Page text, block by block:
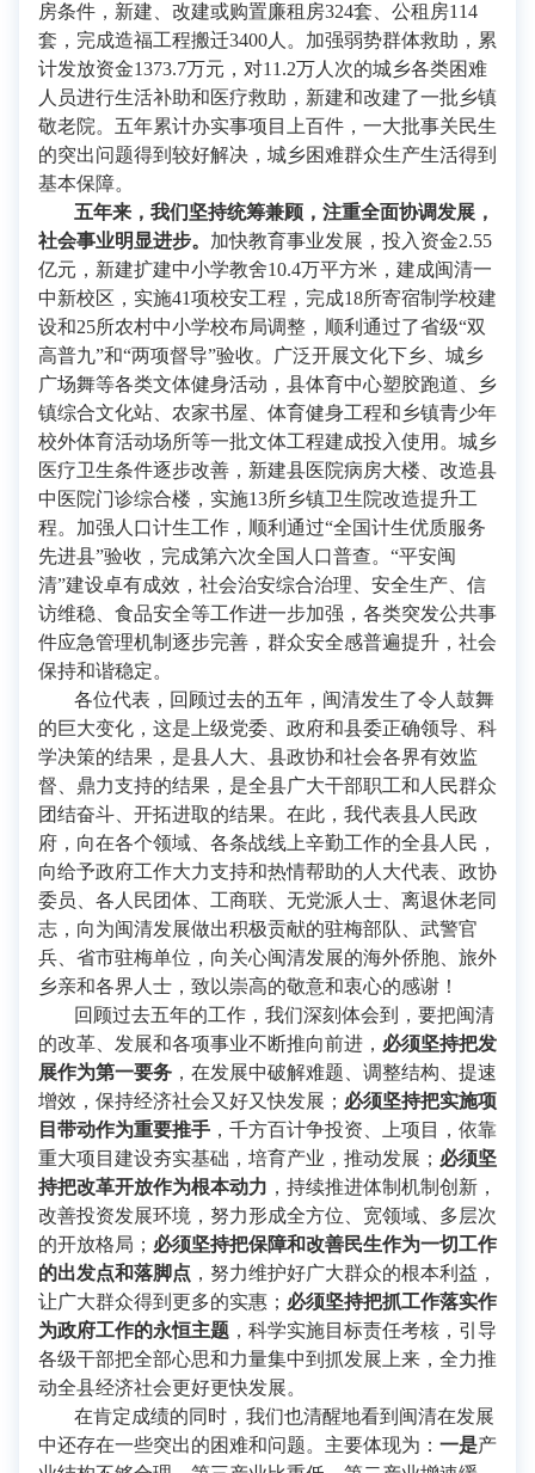
房条件，新建、改建或购置廉租房324套、公租房114
套，完成造福工程搬迁3400人。加强弱势群体救助，累
计发放资金1373.7万元，对11.2万人次的城乡各类困难
人员进行生活补助和医疗救助，新建和改建了一批乡镇
敬老院。五年累计办实事项目上百件，一大批事关民生
的突出问题得到较好解决，城乡困难群众生产生活得到
基本保障。
五年来，我们坚持统筹兼顾，注重全面协调发展，
社会事业明显进步。 加快教育事业发展，投入资金2.55
亿元，新建扩建中小学教舍10.4万平方米，建成闽清一
中新校区，实施41项校安工程，完成18所寄宿制学校建
设和25所农村中小学校布局调整，顺利通过了省级“双
高普九”和“两项督导”验收。广泛开展文化下乡、城乡
广场舞等各类文体健身活动，县体育中心塑胶跑道、乡
镇综合文化站、农家书屋、体育健身工程和乡镇青少年
校外体育活动场所等一批文体工程建成投入使用。城乡
医疗卫生条件逐步改善，新建县医院病房大楼、改造县
中医院门诊综合楼，实施13所乡镇卫生院改造提升工
程。加强人口计生工作，顺利通过“全国计生优质服务
先进县”验收，完成第六次全国人口普查。“平安闽
清”建设卓有成效，社会治安综合治理、安全生产、信
访维稳、食品安全等工作进一步加强，各类突发公共事
件应急管理机制逐步完善，群众安全感普遍提升，社会
保持和谐稳定。
各位代表，回顾过去的五年，闽清发生了令人鼓舞
的巨大变化，这是上级党委、政府和县委正确领导、科
学决策的结果，是县人大、县政协和社会各界有效监
督、鼎力支持的结果，是全县广大干部职工和人民群众
团结奋斗、开拓进取的结果。在此，我代表县人民政
府，向在各个领域、各条战线上辛勤工作的全县人民，
向给予政府工作大力支持和热情帮助的人大代表、政协
委员、各人民团体、工商联、无党派人士、离退休老同
志，向为闽清发展做出积极贡献的驻梅部队、武警官
兵、省市驻梅单位，向关心闽清发展的海外侨胞、旅外
乡亲和各界人士，致以崇高的敬意和衷心的感谢！
回顾过去五年的工作，我们深刻体会到，要把闽清
的改革、发展和各项事业不断推向前进， 必须坚持把发
展作为第一要务 ，在发展中破解难题、调整结构、提速
增效，保持经济社会又好又快发展； 必须坚持把实施项
目带动作为重要推手 ，千方百计争投资、上项目，依靠
重大项目建设夯实基础，培育产业，推动发展； 必须坚
持把改革开放作为根本动力 ，持续推进体制机制创新，
改善投资发展环境，努力形成全方位、宽领域、多层次
的开放格局； 必须坚持把保障和改善民生作为一切工作
的出发点和落脚点 ，努力维护好广大群众的根本利益，
让广大群众得到更多的实惠； 必须坚持把抓工作落实作
为政府工作的永恒主题 ，科学实施目标责任考核，引导
各级干部把全部心思和力量集中到抓发展上来，全力推
动全县经济社会更好更快发展。
在肯定成绩的同时，我们也清醒地看到闽清在发展
中还存在一些突出的困难和问题。主要体现为： 一是产